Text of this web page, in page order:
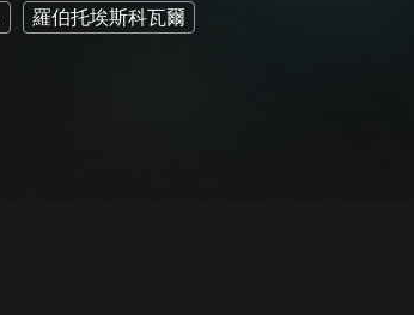
羅伯托埃斯科瓦爾